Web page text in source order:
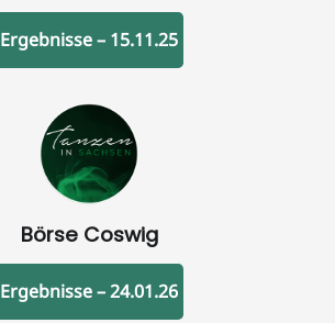
Ergebnisse – 15.11.25
Börse Coswig
Ergebnisse – 24.01.26